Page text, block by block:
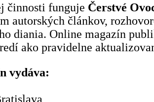
činnosti funguje Čerstvé
autorských článkov,
diania. Online magazín
ako pravidelne
vydáva: